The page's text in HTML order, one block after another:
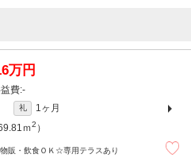
万円
-
礼
1ヶ月
ｍ2 ）
販・飲食ＯＫ☆専用テラスあり